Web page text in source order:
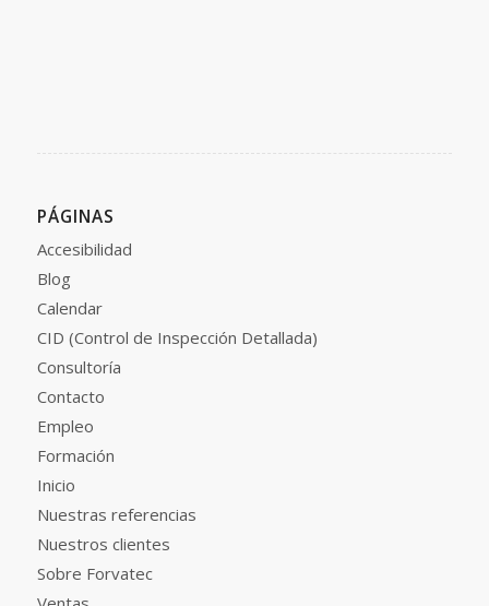
PÁGINAS
Accesibilidad
Blog
Calendar
CID (Control de Inspección Detallada)
Consultoría
Contacto
Empleo
Formación
Inicio
Nuestras referencias
Nuestros clientes
Sobre Forvatec